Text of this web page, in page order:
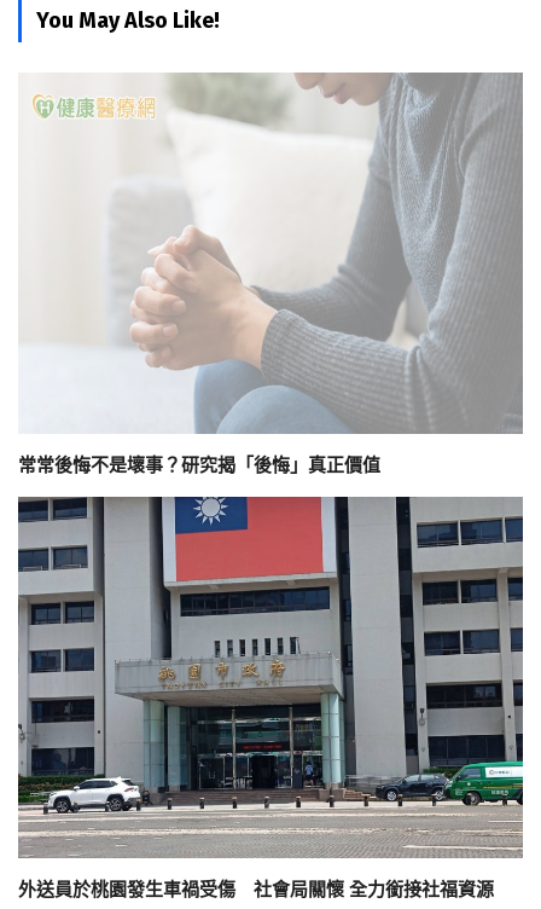
You May Also Like!
常常後悔不是壞事？研究揭「後悔」真正價值
外送員於桃園發生車禍受傷 社會局關懷 全力銜接社福資源